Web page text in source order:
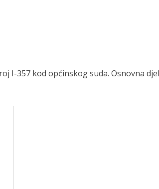
I-357 kod općinskog suda. Osnovna